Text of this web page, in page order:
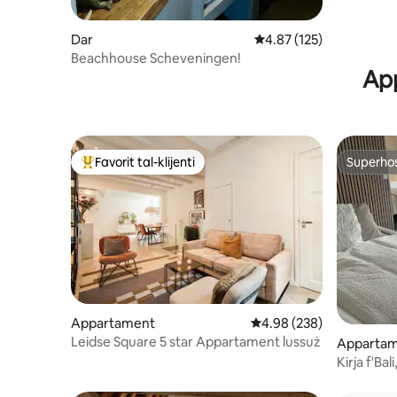
Dar Rating medju ta' 4.87
4.87 (125)
Beachhouse Scheveningen!
Wieħed mill-aqwa favoriti tal-klijenti
Favorit tal-klijenti
Appartament Rating medju ta' 4.98
4.98 (238)
Leidse Square 5 star Appartament lussuż
Kirja